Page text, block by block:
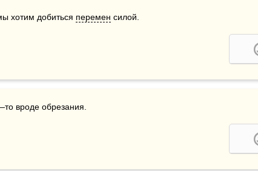
хотим добиться перемен силой.
вроде обрезания.